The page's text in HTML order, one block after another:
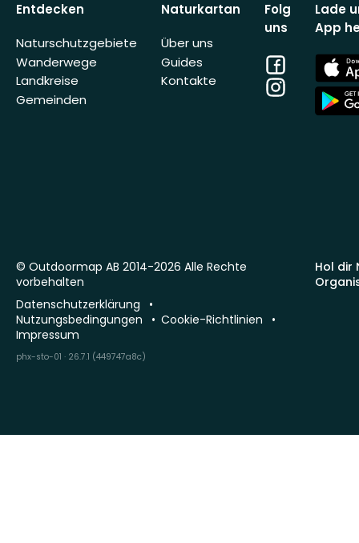
Entdecken
Naturschutzgebiete
Wanderwege
Landkreise
Gemeinden
Naturkartan
Über uns
Guides
Kontakte
Folg
uns
Facebook
Instagram
Lade
App
App
Store
App
Store
Hol dir
© Outdoormap AB 2014-2026 Alle Rechte
vorbehalten
Datenschutzerklärung
Nutzungsbedingungen
Cookie-Richtlinien
Impressum
phx-sto-01 · 26.7.1 (449747a8c)